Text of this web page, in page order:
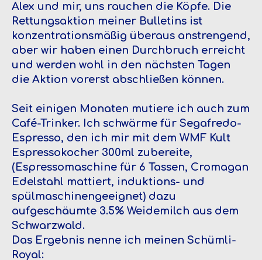
Alex und mir, uns rauchen die Köpfe. Die
Rettungsaktion meiner Bulletins ist
konzentrationsmäßig überaus anstrengend,
aber wir haben einen Durchbruch erreicht
und werden wohl in den nächsten Tagen
die Aktion vorerst abschließen können.
Seit einigen Monaten mutiere ich auch zum
Café-Trinker. Ich schwärme für Segafredo-
Espresso, den ich mir mit dem WMF Kult
Espressokocher 300ml zubereite,
(Espressomaschine für 6 Tassen, Cromagan
Edelstahl mattiert, induktions- und
spülmaschinengeeignet) dazu
aufgeschäumte 3.5% Weidemilch aus dem
Schwarzwald.
Das Ergebnis nenne ich meinen Schümli-
Royal: